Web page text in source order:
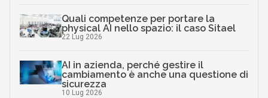
Quali competenze per portare la
physical AI nello spazio: il caso Sitael
22 Lug 2026
AI in azienda, perché gestire il
cambiamento è anche una questione di
sicurezza
10 Lug 2026